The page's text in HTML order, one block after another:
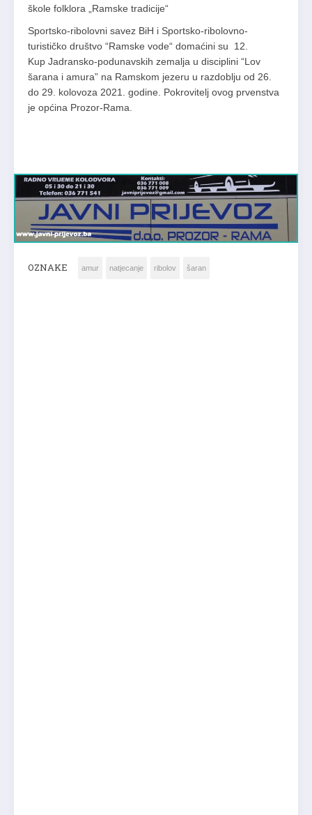
škole folklora „Ramske tradicije“
Sportsko-ribolovni savez BiH i Sportsko-ribolovno-
turističko društvo “Ramske vode“ domaćini su 12.
Kup Jadransko-podunavskih zemalja u disciplini “Lov
šarana i amura” na Ramskom jezeru u razdoblju od 26.
do 29. kolovoza 2021. godine. Pokrovitelj ovog prvenstva
je općina Prozor-Rama.
OZNAKE amur natjecanje ribolov šaran